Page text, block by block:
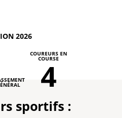
2026
COUREURS EN
COURSE
4
sportifs :